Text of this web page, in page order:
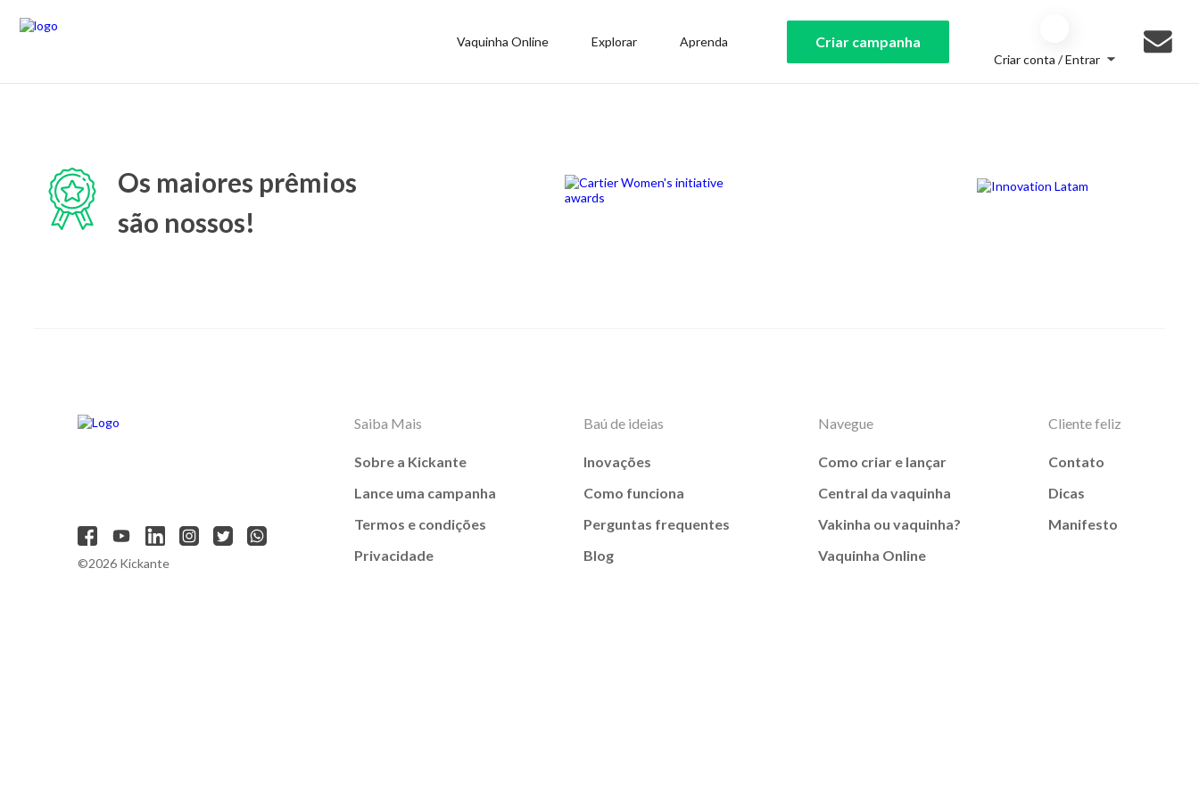
Vaquinha Online Explorar Aprenda Criar campanha
Criar conta / Entrar
Os maiores prêmios
são nossos!
©2026 Kickante
Saiba Mais
Sobre a Kickante
Lance uma campanha
Termos e condições
Privacidade
Baú de ideias
Inovações
Como funciona
Perguntas frequentes
Blog
Navegue
Como criar e lançar
Central da vaquinha
Vakinha ou vaquinha?
Vaquinha Online
Cliente feliz
Contato
Dicas
Manifesto